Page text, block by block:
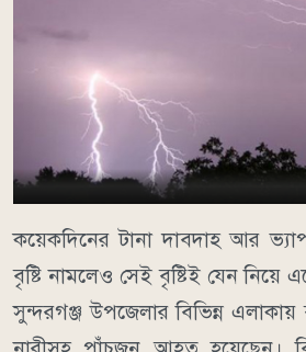
কয়েকদিনের টানা দাবদাহ আর
বৃষ্টি নামলেও সেই বৃষ্টিই যেন নিয়ে
সুন্দরগঞ্জ উপজেলার বিভিন্ন এলাকায়